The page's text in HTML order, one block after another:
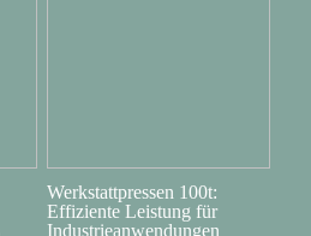
Werkstattpressen 100t:
Effiziente Leistung für
Industrieanwendungen